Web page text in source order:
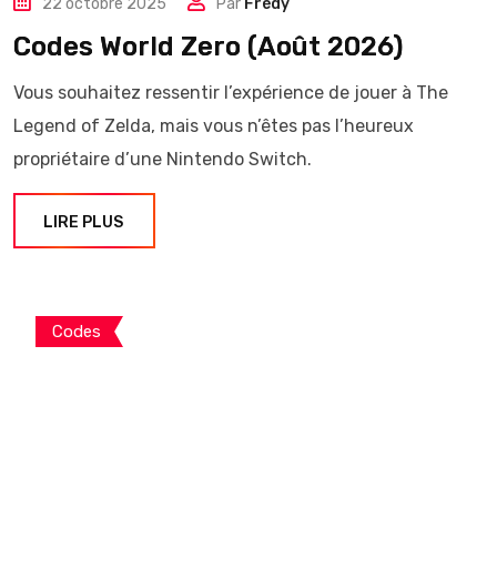
22 octobre 2025 Par Frédy
Codes World Zero (Août 2026)
Vous souhaitez ressentir l’expérience de jouer à The
Legend of Zelda, mais vous n’êtes pas l’heureux
propriétaire d’une Nintendo Switch.
LIRE PLUS
Codes